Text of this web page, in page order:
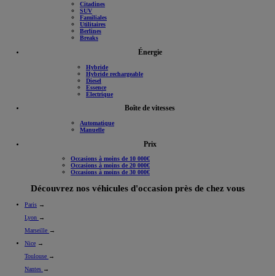
Citadines
SUV
Familiales
Utilitaires
Berlines
Breaks
Énergie
Hybride
Hybride rechargeable
Diesel
Essence
Électrique
Boîte de vitesses
Automatique
Manuelle
Prix
Occasions à moins de 10 000€
Occasions à moins de 20 000€
Occasions à moins de 30 000€
Découvrez nos véhicules d'occasion près de chez vous
Paris →
Lyon →
Marseille →
Nice →
Toulouse →
Nantes →